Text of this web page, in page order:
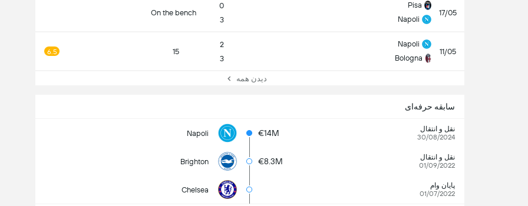
17/05
Pisa
Napoli
0
3
On the bench
11/05
Napoli
Bologna
2
3
15
6.5
دیدن همه
سابقه حرفه‌ای
نقل و انتقال
30/08/2024
€14M
Napoli
نقل و انتقال
01/09/2022
€8.3M
Brighton
پایان وام
01/07/2022
Chelsea